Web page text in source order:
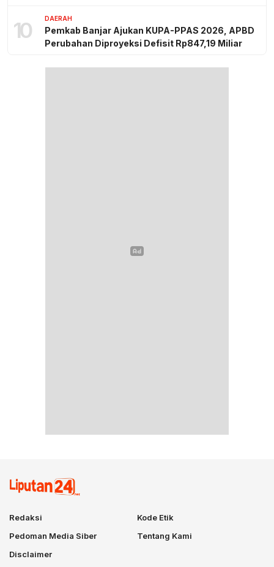
10 DAERAH
Pemkab Banjar Ajukan KUPA-PPAS 2026, APBD
Perubahan Diproyeksi Defisit Rp847,19 Miliar
Redaksi
Kode Etik
Pedoman Media Siber
Tentang Kami
Disclaimer